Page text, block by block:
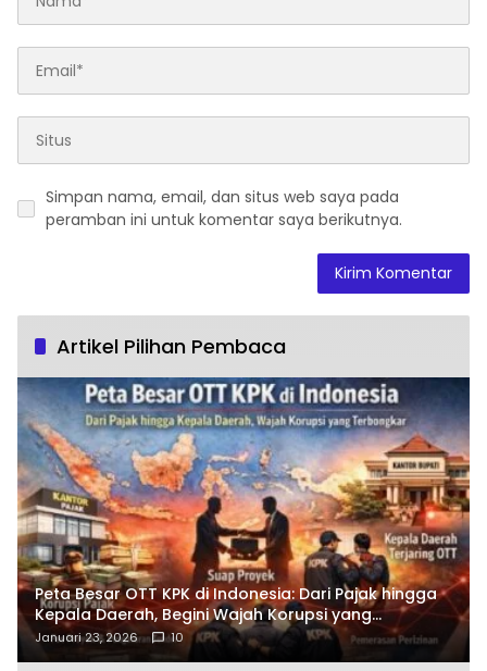
Simpan nama, email, dan situs web saya pada
peramban ini untuk komentar saya berikutnya.
Artikel Pilihan Pembaca
Peta Besar OTT KPK di Indonesia: Dari Pajak hingga
Kepala Daerah, Begini Wajah Korupsi yang
Terbongkar
Januari 23, 2026 10